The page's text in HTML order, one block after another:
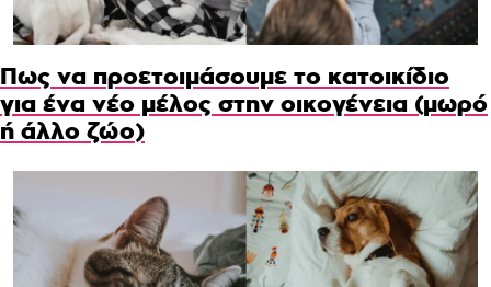
Πως να προετοιμάσουμε το κατοικίδιο
για ένα νέο μέλος στην οικογένεια (μωρό
ή άλλο ζώο)